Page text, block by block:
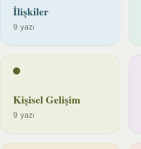
İlişkiler
9 yazı
Kişisel Gelişim
9 yazı